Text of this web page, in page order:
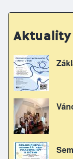
Aktuality